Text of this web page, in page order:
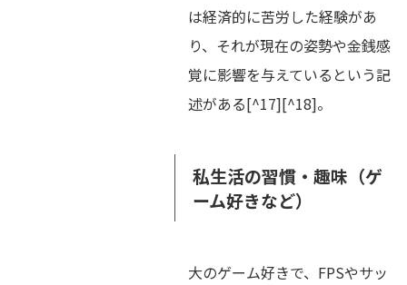
は経済的に苦労した経験があ
り、それが現在の姿勢や金銭感
覚に影響を与えているという記
述がある[^17][^18]。
私生活の習慣・趣味（ゲ
ーム好きなど）
大のゲーム好きで、FPSやサッ